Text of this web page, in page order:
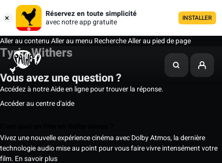
Réservez en toute simplicité
avec notre app gratuite
INSTALLER
Aller au contenuAller au menu RechercheAller au pied de page
Tyriq Withers
Vous avez une question ?
Accédez à notre Aide en ligne pour trouver la réponse.
Accéder au centre d'aide
Vivez une nouvelle expérience cinéma avec Dolby Atmos, la dernière
technologie audio mise au point pour vous faire vivre intensément votre
film. En savoir plus